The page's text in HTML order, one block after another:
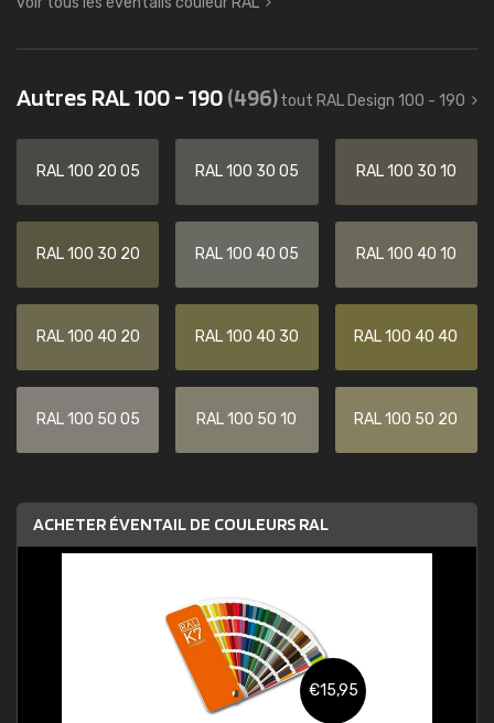
Autres RAL 100 - 190(496)tout RAL Design 100 - 190
RAL 100 20 05 RAL 100 30 05 RAL 100 30 10
RAL 100 30 20 RAL 100 40 05 RAL 100 40 10
RAL 100 40 20 RAL 100 40 30 RAL 100 40 40
RAL 100 50 05 RAL 100 50 10 RAL 100 50 20
ACHETER ÉVENTAIL DE COULEURS RAL
€15,95